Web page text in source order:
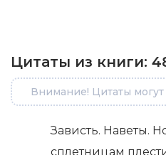
Цитаты из книги:
Внимание! Цитаты
Зависть. Наветы.
сплетницам